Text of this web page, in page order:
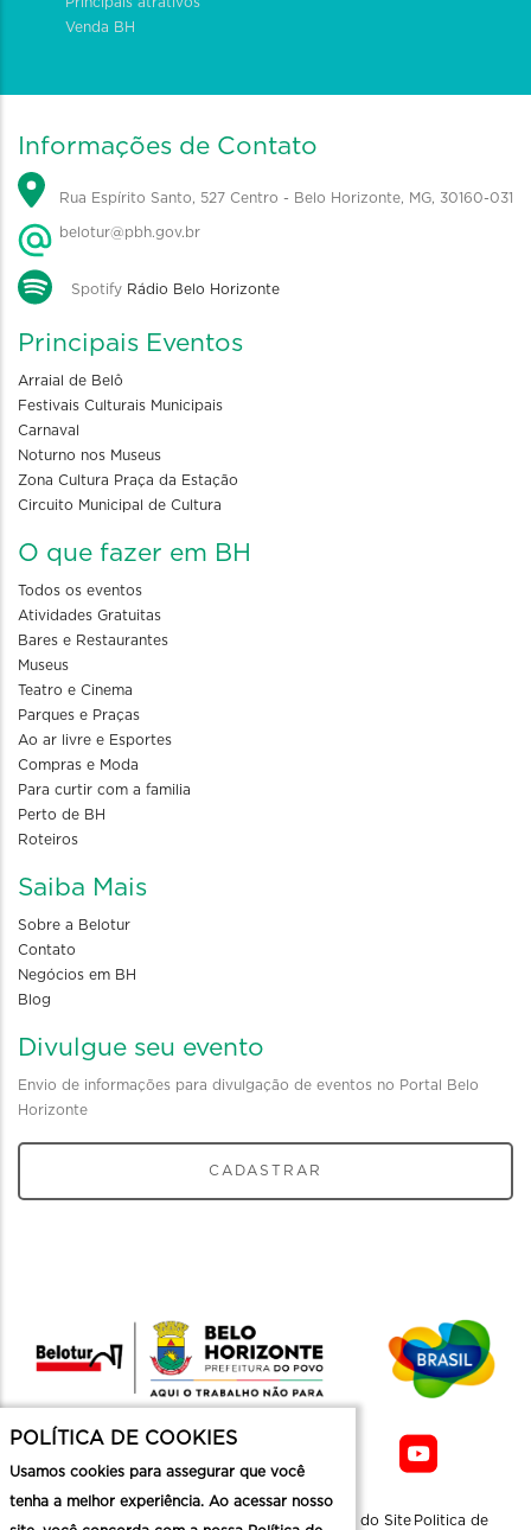
Venda BH
Informações de Contato
Rua Espírito Santo, 527 Centro - Belo Horizonte, MG, 30160-031
belotur@pbh.gov.br
Spotify Rádio Belo Horizonte
Principais Eventos
Arraial de Belô
Festivais Culturais Municipais
Carnaval
Noturno nos Museus
Zona Cultura Praça da Estação
Circuito Municipal de Cultura
O que fazer em BH
Todos os eventos
Atividades Gratuitas
Bares e Restaurantes
Museus
Teatro e Cinema
Parques e Praças
Ao ar livre e Esportes
Compras e Moda
Para curtir com a familia
Perto de BH
Roteiros
Saiba Mais
Sobre a Belotur
Contato
Negócios em BH
Blog
Divulgue seu evento
Envio de informações para divulgação de eventos no Portal Belo
Horizonte
CADASTRAR
Mapa do Site Politica de
POLÍTICA DE COOKIES
Usamos cookies para assegurar que você
tenha a melhor experiência. Ao acessar nosso